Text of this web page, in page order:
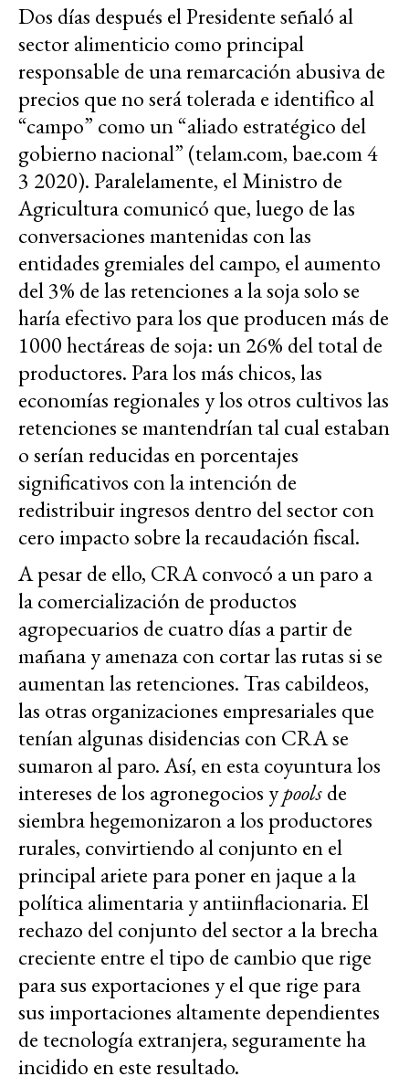
Dos días después el Presidente señaló al
sector alimenticio como principal
responsable de una remarcación abusiva de
precios que no será tolerada e identifico al
“campo” como un “aliado estratégico del
gobierno nacional” (telam.com, bae.com 4
3 2020). Paralelamente, el Ministro de
Agricultura comunicó que, luego de las
conversaciones mantenidas con las
entidades gremiales del campo, el aumento
del 3% de las retenciones a la soja solo se
haría efectivo para los que producen más de
1000 hectáreas de soja: un 26% del total de
productores. Para los más chicos, las
economías regionales y los otros cultivos las
retenciones se mantendrían tal cual estaban
o serían reducidas en porcentajes
significativos con la intención de
redistribuir ingresos dentro del sector con
cero impacto sobre la recaudación fiscal.
A pesar de ello, CRA convocó a un paro a
la comercialización de productos
agropecuarios de cuatro días a partir de
mañana y amenaza con cortar las rutas si se
aumentan las retenciones. Tras cabildeos,
las otras organizaciones empresariales que
tenían algunas disidencias con CRA se
sumaron al paro. Así, en esta coyuntura los
intereses de los agronegocios ypoolsde
siembra hegemonizaron a los productores
rurales, convirtiendo al conjunto en el
principal ariete para poner en jaque a la
política alimentaria y antiinflacionaria. El
rechazo del conjunto del sector a la brecha
creciente entre el tipo de cambio que rige
para sus exportaciones y el que rige para
sus importaciones altamente dependientes
de tecnología extranjera, seguramente ha
incidido en este resultado.